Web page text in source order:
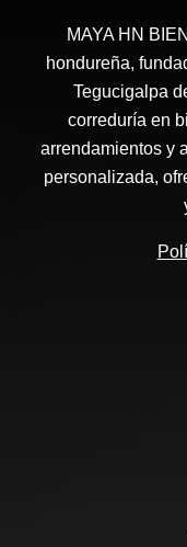
MAYA HN
hondureña,
Tegucigalpa
correduría en
arrendamientos y
personalizada,